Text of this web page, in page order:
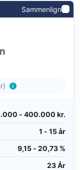
Sammenlign
- 400.000 kr.
1 - 15 år
9,15 - 20,73 %
23 År